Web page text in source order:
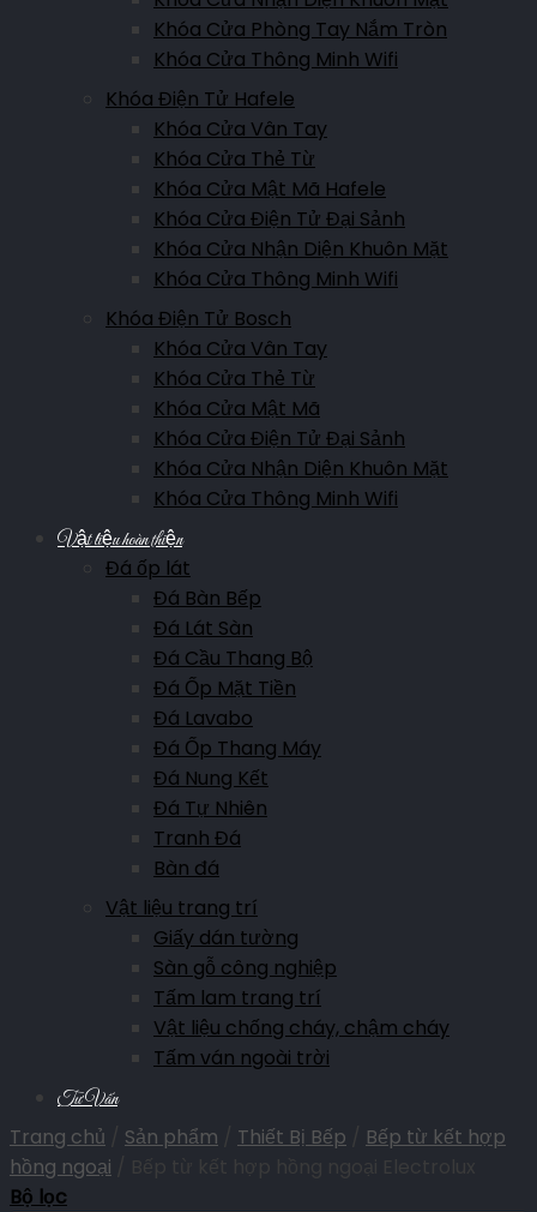
Khóa Cửa Phòng Tay Nắm Tròn
Khóa Cửa Thông Minh Wifi
Khóa Điện Tử Hafele
Khóa Cửa Vân Tay
Khóa Cửa Thẻ Từ
Khóa Cửa Mật Mã Hafele
Khóa Cửa Điện Tử Đại Sảnh
Khóa Cửa Nhận Diện Khuôn Mặt
Khóa Cửa Thông Minh Wifi
Khóa Điện Tử Bosch
Khóa Cửa Vân Tay
Khóa Cửa Thẻ Từ
Khóa Cửa Mật Mã
Khóa Cửa Điện Tử Đại Sảnh
Khóa Cửa Nhận Diện Khuôn Mặt
Khóa Cửa Thông Minh Wifi
Vật liệu hoàn thiện
Đá ốp lát
Đá Bàn Bếp
Đá Lát Sàn
Đá Cầu Thang Bộ
Đá Ốp Mặt Tiền
Đá Lavabo
Đá Ốp Thang Máy
Đá Nung Kết
Đá Tự Nhiên
Tranh Đá
Bàn đá
Vật liệu trang trí
Giấy dán tường
Sàn gỗ công nghiệp
Tấm lam trang trí
Vật liệu chống cháy, chậm cháy
Tấm ván ngoài trời
Tư Vấn
Trang chủ Sản phẩm Thiết Bị Bếp
Bếp từ kết hợp
hồng ngoại
Bếp từ kết hợp hồng ngoại Electrolux
Bộ lọc